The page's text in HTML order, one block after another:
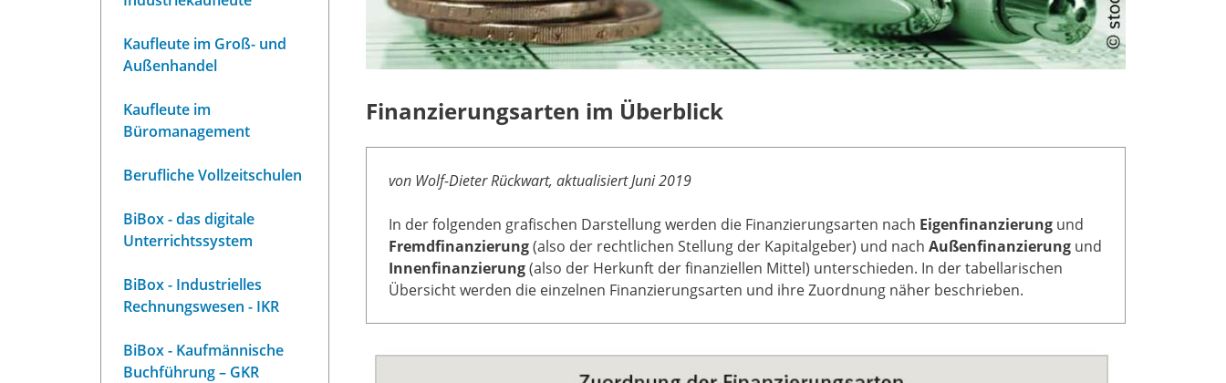
Kaufleute im Groß- und
Außenhandel
Kaufleute im
Büromanagement
Berufliche Vollzeitschulen
BiBox - das digitale
Unterrichtssystem
BiBox - Industrielles
Rechnungswesen - IKR
BiBox - Kaufmännische
Buchführung – GKR
Finanzierungsarten im Überblick
von Wolf-Dieter Rückwart, aktualisiert Juni 2019
In der folgenden grafischen Darstellung werden die Finanzierungsarten nach Eigenfinanzierung und
Fremdfinanzierung(also der rechtlichen Stellung der Kapitalgeber) und nach Außenfinanzierung und
Innenfinanzierung(also der Herkunft der finanziellen Mittel) unterschieden. In der tabellarischen
Übersicht werden die einzelnen Finanzierungsarten und ihre Zuordnung näher beschrieben.